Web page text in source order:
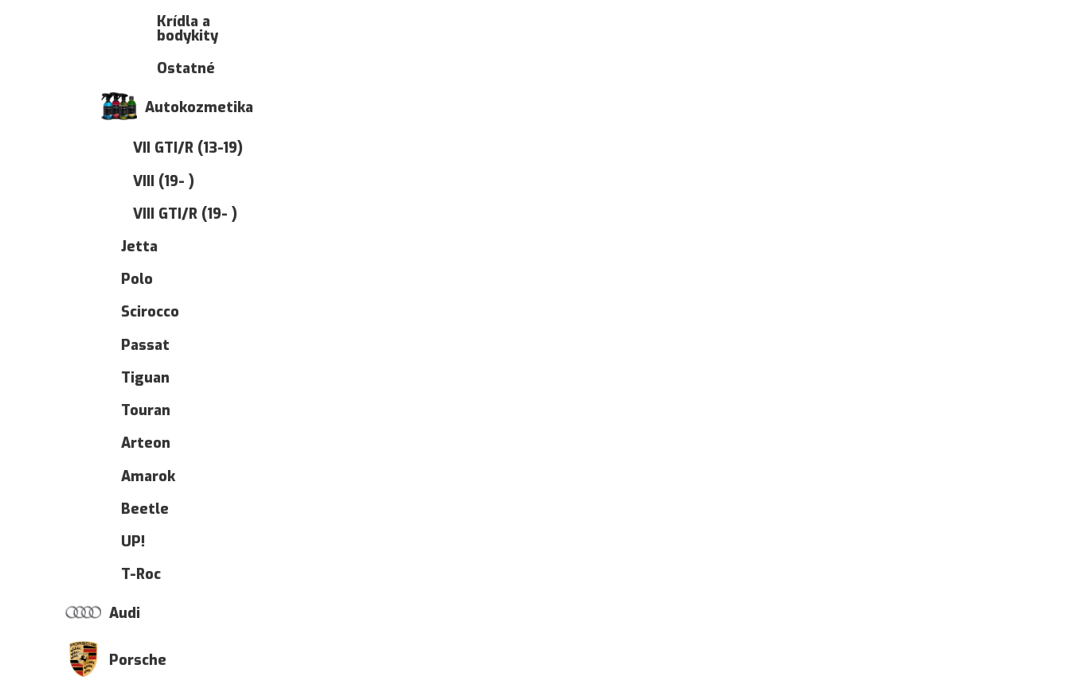
Krídla a
bodykity
Ostatné
Autokozmetika
VII GTI/R (13-19)
VIII (19- )
VIII GTI/R (19- )
Jetta
Polo
Scirocco
Passat
Tiguan
Touran
Arteon
Amarok
Beetle
UP!
T-Roc
Audi
Porsche